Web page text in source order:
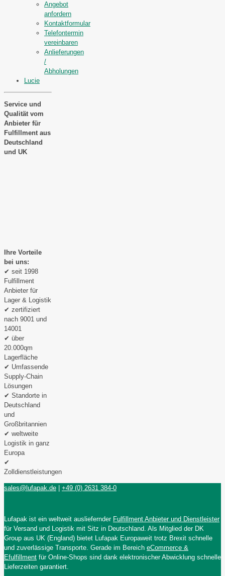
Angebot
anfordern
Kontaktformular
Telefontermin
vereinbaren
Anlieferungen
/
Abholungen
Lucie
Service und
Qualität vom
Anbieter für
Fulfillment aus
Deutschland
und UK
Ihre Vorteile
bei uns:
✔ seit 1998
Fulfillment
Anbieter für
Lager & Logistik
✔ zertifiziert
nach 9001 und
14001
✔ über
20.000qm
Lagerfläche
✔ Umfassende
Supply-Chain
Lösungen
✔ Standorte in
Deutschland
und
Großbritannien
✔ weltweite
Logistik in ganz
Europa
✔
Zolldienstleistungen
sales@lufapak.de +49 (0) 2631 384-0
Lufapak ist ein weltweit ausliefernder Fulfillment Anbieter und Dienstleister
für Versand und Logistik mit Sitz in Deutschland. Als Mitglied der DK
Group aus UK (England) bietet Lufapak Europaweit trotz Brexit schnelle
und zuverlässige Transporte. Gerade im Bereich eCommerce &
Efulfillment für Online-Shops sind dank elektronischer Abwicklung schnelle
Lieferzeiten garantiert.